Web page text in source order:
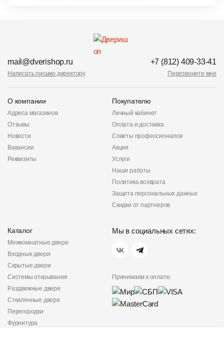
mail@dverishop.ru
Написать письмо директору
+7 (812) 409-33-41
Перезвоните мне
О компании
Адреса магазинов
Отзывы
Новости
Вакансии
Реквизиты
Покупателю
Личный кабинет
Оплата и доставка
Советы профессионалов
Акции
Услуги
Наши работы
Политика возврата
Защита персональных данных
Скидки от партнеров
Каталог
Межкомнатные двери
Входные двери
Скрытые двери
Системы открывания
Раздвижные двери
Стеклянные двери
Перегородки
Фурнитура
Мы в социальных сетях:
Принимаем к оплате: